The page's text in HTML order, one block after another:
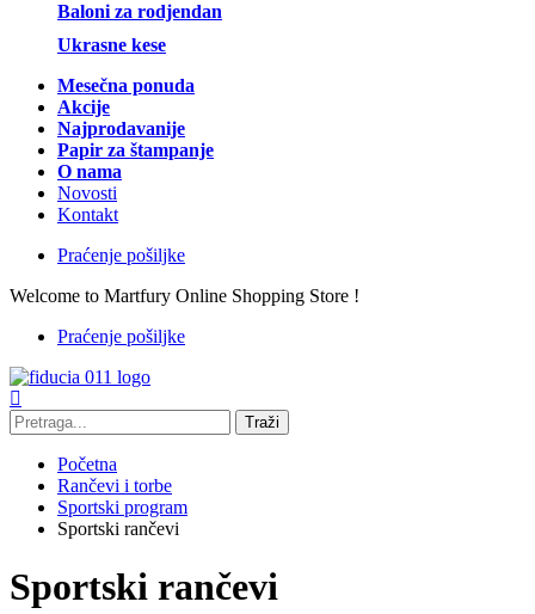
Baloni za rodjendan
Ukrasne kese
Mesečna ponuda
Akcije
Najprodavanije
Papir za štampanje
O nama
Novosti
Kontakt
Praćenje pošiljke
Welcome to Martfury Online Shopping Store !
Praćenje pošiljke
Traži
Početna
Rančevi i torbe
Sportski program
Sportski rančevi
Sportski rančevi